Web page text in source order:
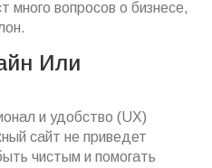
много вопросов о бизнесе,
Или
и удобство (UX)
сайт не приведет
чистым и помогать